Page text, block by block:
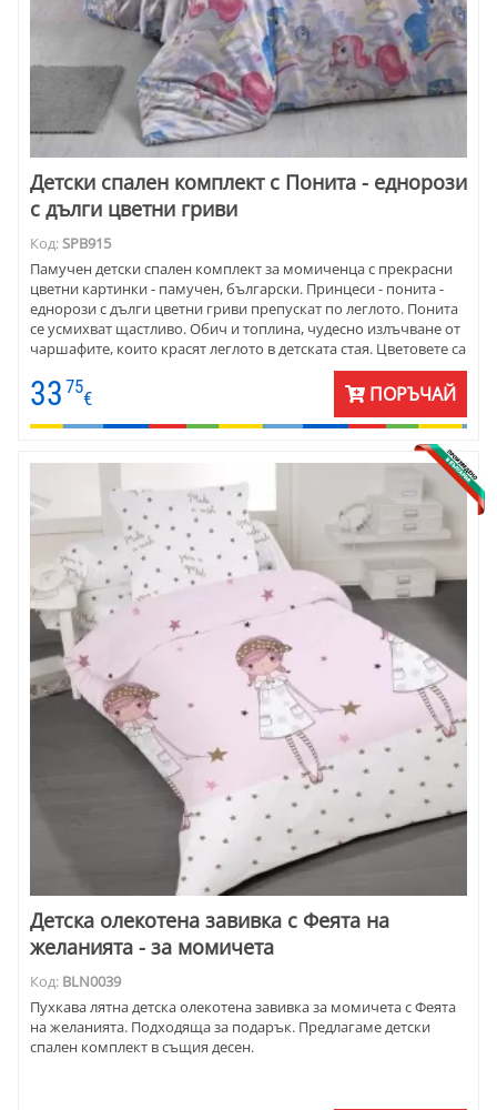
Детски спален комплект с Понита - еднорози
с дълги цветни гриви
Код:SPB915
Памучен детски спален комплект за момичeнца с прекрасни
цветни картинки - памучен, български. Принцеси - понита -
еднорози с дълги цветни гриви препускат по леглото. Понита
се усмихват щастливо. Обич и топлина, чудесно излъчване от
чаршафите, които красят леглото в детската стая. Цветовете са
прекрасни - светъл фон и ярки гриви на понитата. Материята е
отлично качество - ранфорс.
33 75
€ ПОРЪЧАЙ
Детска олекотена завивка с Феята на
желанията - за момичета
Код: BLN0039
Пухкава лятна детска олекотена завивка за момичета с Феята
на желанията. Подходяща за подарък. Предлагаме детски
спален комплект в същия десен.